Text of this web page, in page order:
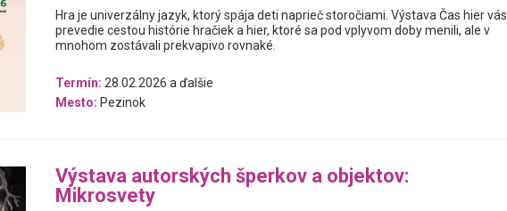
Hra je univerzálny jazyk, ktorý spája deti naprieč storočiami. Výstava Čas hier vás
prevedie cestou histórie hračiek a hier, ktoré sa pod vplyvom doby menili, ale v
mnohom zostávali prekvapivo rovnaké.
Termín: 28.02.2026 a ďalšie
Mesto: Pezinok
Výstava autorských šperkov a objektov:
Mikrosvety